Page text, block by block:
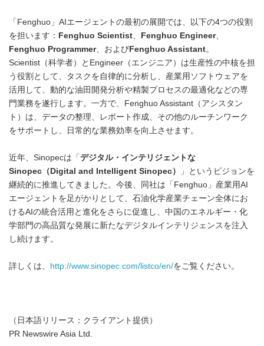
「Fenghuo」AIエージェントの最初の展開では、以下の4つの役割
を担います： Fenghuo Scientist、 Fenghuo Engineer、
Fenghuo Programmer、および Fenghuo Assistant。
Scientist（科学者）とEngineer（エンジニア）は生産性の中核を担
う役割として、タスクを自律的に分析し、産業用ソフトウェアを
活用して、動的な油田開発分析や精製プロセスの最適化などの専
門業務を遂行します。一方で、Fenghuo Assistant（アシスタン
ト）は、データの整理、レポート作成、その他のルーチンワーク
をサポートし、日常的な業務効率を向上させます。
近年、Sinopecは「 デジタル・ インテリジェントな
Sinopec （ Digital and Intelligent Sinopec）
」というビジョンを
継続的に推進してきました。今後、同社は「Fenghuo」産業用AI
エージェントを足がかりとして、石油化学産業チェーン全体にお
けるAIの統合活用と進化をさらに促進し、中国のエネルギー・化
学部門の高品質な発展に新たなデジタルインテリジェンスを注入
し続けます。
詳しくは、 http://www.sinopec.com/listco/en/をご覧ください。
（日本語リリース：クライアント提供）
PR Newswire Asia Ltd.